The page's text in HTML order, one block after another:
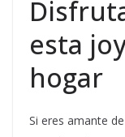
esta
hogar
Si eres amante